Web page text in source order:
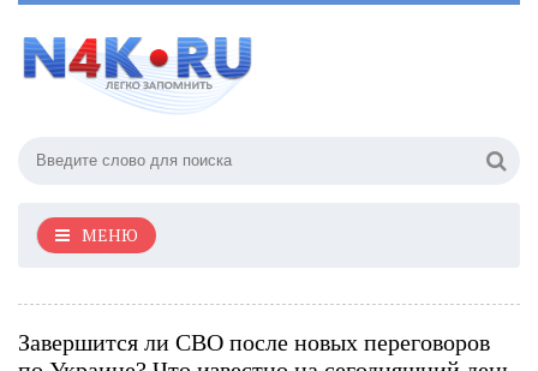
МЕНЮ
Завершится ли СВО после новых переговоров